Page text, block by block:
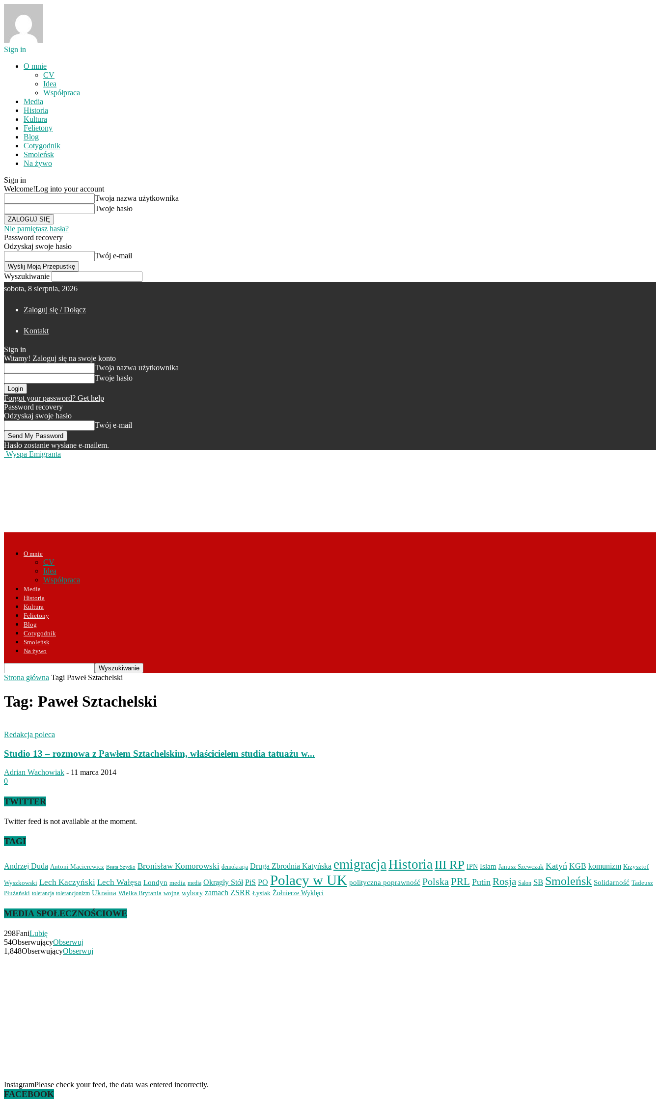
Sign in
O mnie
CV
Idea
Współpraca
Media
Historia
Kultura
Felietony
Blog
Cotygodnik
Smoleńsk
Na żywo
Sign in
Welcome!Log into your account
Twoja nazwa użytkownika
Twoje hasło
Nie pamiętasz hasła?
Password recovery
Odzyskaj swoje hasło
Twój e-mail
Wyszukiwanie
sobota, 8 sierpnia, 2026
Zaloguj się / Dołącz
Kontakt
Sign in
Witamy! Zaloguj się na swoje konto
Twoja nazwa użytkownika
Twoje hasło
Forgot your password? Get help
Password recovery
Odzyskaj swoje hasło
Twój e-mail
Hasło zostanie wysłane e-mailem.
Wyspa Emigranta
O mnie
CV
Idea
Współpraca
Media
Historia
Kultura
Felietony
Blog
Cotygodnik
Smoleńsk
Na żywo
Strona główna Tagi Paweł Sztachelski
Tag: Paweł Sztachelski
Redakcja poleca
Studio 13 – rozmowa z Pawłem Sztachelskim, właścicielem studia tatuażu w...
Adrian Wachowiak - 11 marca 2014
0
TWITTER
Twitter feed is not available at the moment.
TAGI
Andrzej Duda Antoni Macierewicz Beata Szydło Bronisław Komorowski demokracja Druga Zbrodnia Katyńska emigracjaHistoriaIII RP IPN Islam Janusz Szewczak Katyń KGB komunizm Krzysztof
Wyszkowski Lech Kaczyński Lech Wałęsa Londyn media media Okrągły Stół PiS PO Polacy w UK polityczna poprawność Polska PRL Putin Rosja Salon SB Smoleńsk Solidarność Tadeusz
Płużański tolerancja tolerancjonizm Ukraina Wielka Brytania wojna wybory zamach ZSRR Łysiak Żołnierze Wyklęci
MEDIA SPOŁECZNOŚCIOWE
298FaniLubię
54ObserwującyObserwuj
1,848ObserwującyObserwuj
InstagramPlease check your feed, the data was entered incorrectly.
FACEBOOK